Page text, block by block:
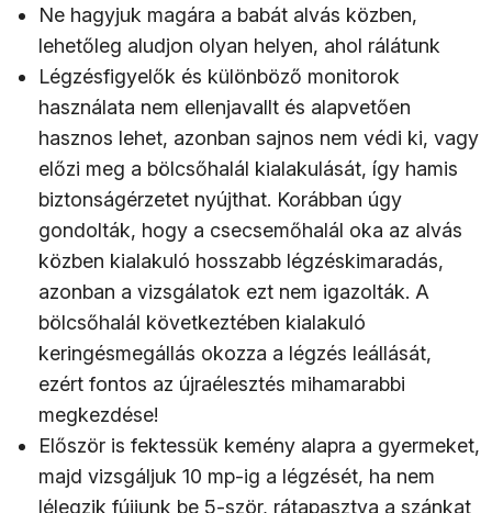
Ne hagyjuk magára a babát alvás közben,
lehetőleg aludjon olyan helyen, ahol rálátunk
Légzésfigyelők és különböző monitorok
használata nem ellenjavallt és alapvetően
hasznos lehet, azonban sajnos nem védi ki, vagy
előzi meg a bölcsőhalál kialakulását, így hamis
biztonságérzetet nyújthat. Korábban úgy
gondolták, hogy a csecsemőhalál oka az alvás
közben kialakuló hosszabb légzéskimaradás,
azonban a vizsgálatok ezt nem igazolták. A
bölcsőhalál következtében kialakuló
keringésmegállás okozza a légzés leállását,
ezért fontos az újraélesztés mihamarabbi
megkezdése!
Először is fektessük kemény alapra a gyermeket,
majd vizsgáljuk 10 mp-ig a légzését, ha nem
lélegzik fújjunk be 5-ször, rátapasztva a szánkat